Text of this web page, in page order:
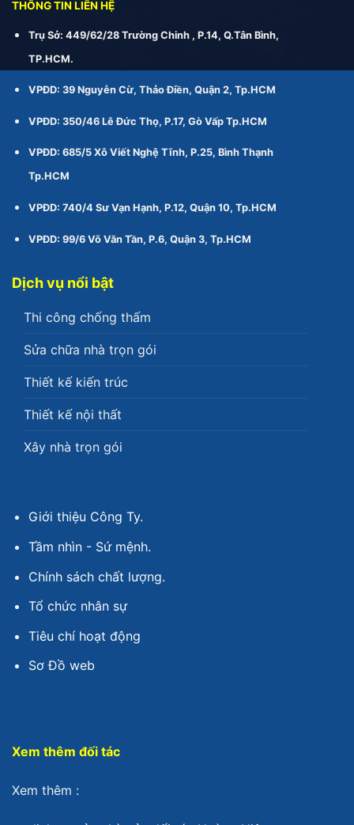
THÔNG TIN LIÊN HỆ
Trụ Sở: 449/62/28 Trường Chinh , P.14, Q.Tân Bình,
TP.HCM.
VPĐD: 39 Nguyễn Cừ, Thảo Điền, Quận 2, Tp.HCM
VPĐD: 350/46 Lê Đức Thọ, P.17, Gò Vấp Tp.HCM
VPĐD: 685/5 Xô Viết Nghệ Tĩnh, P.25, Bình Thạnh
Tp.HCM
VPĐD: 740/4 Sư Vạn Hạnh, P.12, Quận 10, Tp.HCM
VPĐD: 99/6 Võ Văn Tần, P.6, Quận 3, Tp.HCM
Dịch vụ nổi bật
Thi công chống thấm
Sửa chữa nhà trọn gói
Thiết kế kiến trúc
Thiết kế nội thất
Xây nhà trọn gói
Giới thiệu Công Ty.
Tầm nhìn - Sứ mệnh.
Chính sách chất lượng.
Tổ chức nhân sự
Tiêu chí hoạt động
Sơ Đồ web
Xem thêm đối tác
Xem thêm :